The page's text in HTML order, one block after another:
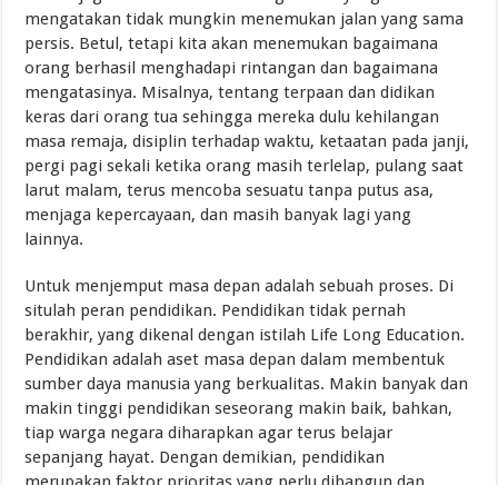
mengatakan tidak mungkin menemukan jalan yang sama
persis. Betul, tetapi kita akan menemukan bagaimana
orang berhasil menghadapi rintangan dan bagaimana
mengatasinya. Misalnya, tentang terpaan dan didikan
keras dari orang tua sehingga mereka dulu kehilangan
masa remaja, disiplin terhadap waktu, ketaatan pada janji,
pergi pagi sekali ketika orang masih terlelap, pulang saat
larut malam, terus mencoba sesuatu tanpa putus asa,
menjaga kepercayaan, dan masih banyak lagi yang
lainnya.
Untuk menjemput masa depan adalah sebuah proses. Di
situlah peran pendidikan. Pendidikan tidak pernah
berakhir, yang dikenal dengan istilah Life Long Education.
Pendidikan adalah aset masa depan dalam membentuk
sumber daya manusia yang berkualitas. Makin banyak dan
makin tinggi pendidikan seseorang makin baik, bahkan,
tiap warga negara diharapkan agar terus belajar
sepanjang hayat. Dengan demikian, pendidikan